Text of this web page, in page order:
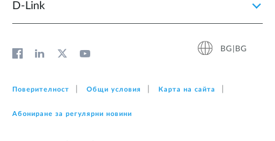
D‑Link
BG|BG
Поверителност Общи условия Карта на сайта
Абониране за регулярни новини